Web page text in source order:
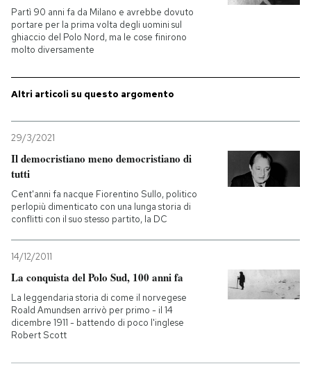
PODCAST
NEWSLETTER
I MIEI PREFERITI
SHOP
CALENDARIO
Entra
Partì 90 anni fa da Milano e avrebbe dovuto
portare per la prima volta degli uomini sul
ghiaccio del Polo Nord, ma le cose finirono
molto diversamente
Altri articoli su questo argomento
29/3/2021
Il democristiano meno democristiano di
tutti
Cent'anni fa nacque Fiorentino Sullo, politico
perlopiù dimenticato con una lunga storia di
conflitti con il suo stesso partito, la DC
14/12/2011
La conquista del Polo Sud, 100 anni fa
La leggendaria storia di come il norvegese
Roald Amundsen arrivò per primo - il 14
dicembre 1911 - battendo di poco l'inglese
Robert Scott